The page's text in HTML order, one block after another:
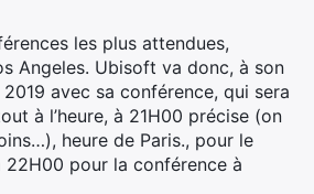
les plus attendues,
Angeles. Ubisoft va donc, à son
avec sa conférence, qui sera
à l’heure, à 21H00 précise (on
heure de Paris., pour le
pour la conférence à